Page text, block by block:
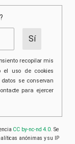
recopilar mis
gratuitamente.
servicio hasta que
recopilar mis
el uso de cookies
se conservan
para ejercer
CC by-nc-nd 4.0 . Se
anónimas y su IP